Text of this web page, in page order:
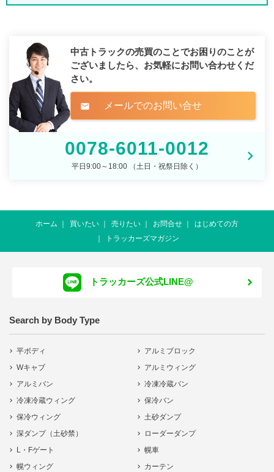
中古トラックの売買のことでお困りのことが
ございましたら、 お気軽にお問い合わせくだ
さい。
mail メールでのお問い合せ
0078-6011-0012
平日9:00～18:00 （土日・祝祭日除く）
ホーム 買いたい 売りたい お問合せ
はじめての方
トラッカーズマガジン
トラッカーズ公式LINE@
Search by Body Type
平ボディ
アルミブロック
Wキャブ
アルミウィング
アルミバン
冷凍冷蔵バン
冷凍冷蔵ウィング
保冷バン
保冷ウィング
土砂ダンプ
深ダンプ（土砂禁）
ローダーダンプ
L・Fゲート
幌車
幌ウィング
カーテン